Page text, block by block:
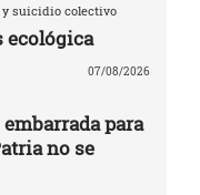
suicidio colectivo
ecológica
07/08/2026
para
no se